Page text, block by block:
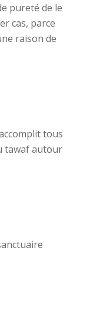
pureté de le
cas, parce
raison de
tous
tawaf autour